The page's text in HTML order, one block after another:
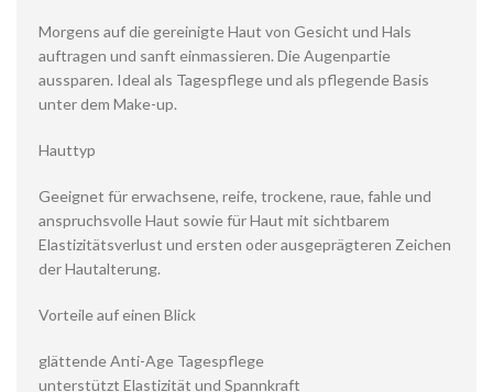
Morgens auf die gereinigte Haut von Gesicht und Hals
auftragen und sanft einmassieren. Die Augenpartie
aussparen. Ideal als Tagespflege und als pflegende Basis
unter dem Make-up.
Hauttyp
Geeignet für erwachsene, reife, trockene, raue, fahle und
anspruchsvolle Haut sowie für Haut mit sichtbarem
Elastizitätsverlust und ersten oder ausgeprägteren Zeichen
der Hautalterung.
Vorteile auf einen Blick
glättende Anti-Age Tagespflege
unterstützt Elastizität und Spannkraft